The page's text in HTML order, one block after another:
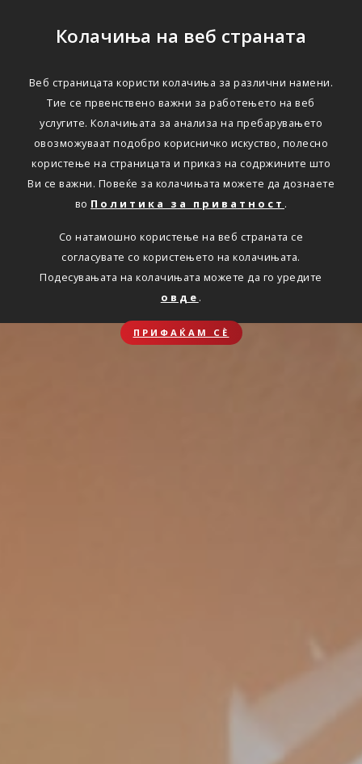
Колачиња на веб страната
Веб страницата користи колачиња за различни намени.
Тие се првенствено важни за работењето на веб
услугите. Колачињата за анализа на пребарувањето
овозможуваат подобро корисничко искуство, полесно
користење на страницата и приказ на содржините што
Ви се важни. Повеќе за колачињата можете да дознаете
во Политика за приватност .
Со натамошно користење на веб страната се
согласувате со користењето на колачињата.
Подесувањата на колачињата можете да го уредите
овде .
ПРИФАЌАМ СЀ